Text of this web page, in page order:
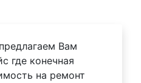
Вам
где конечная
на ремонт